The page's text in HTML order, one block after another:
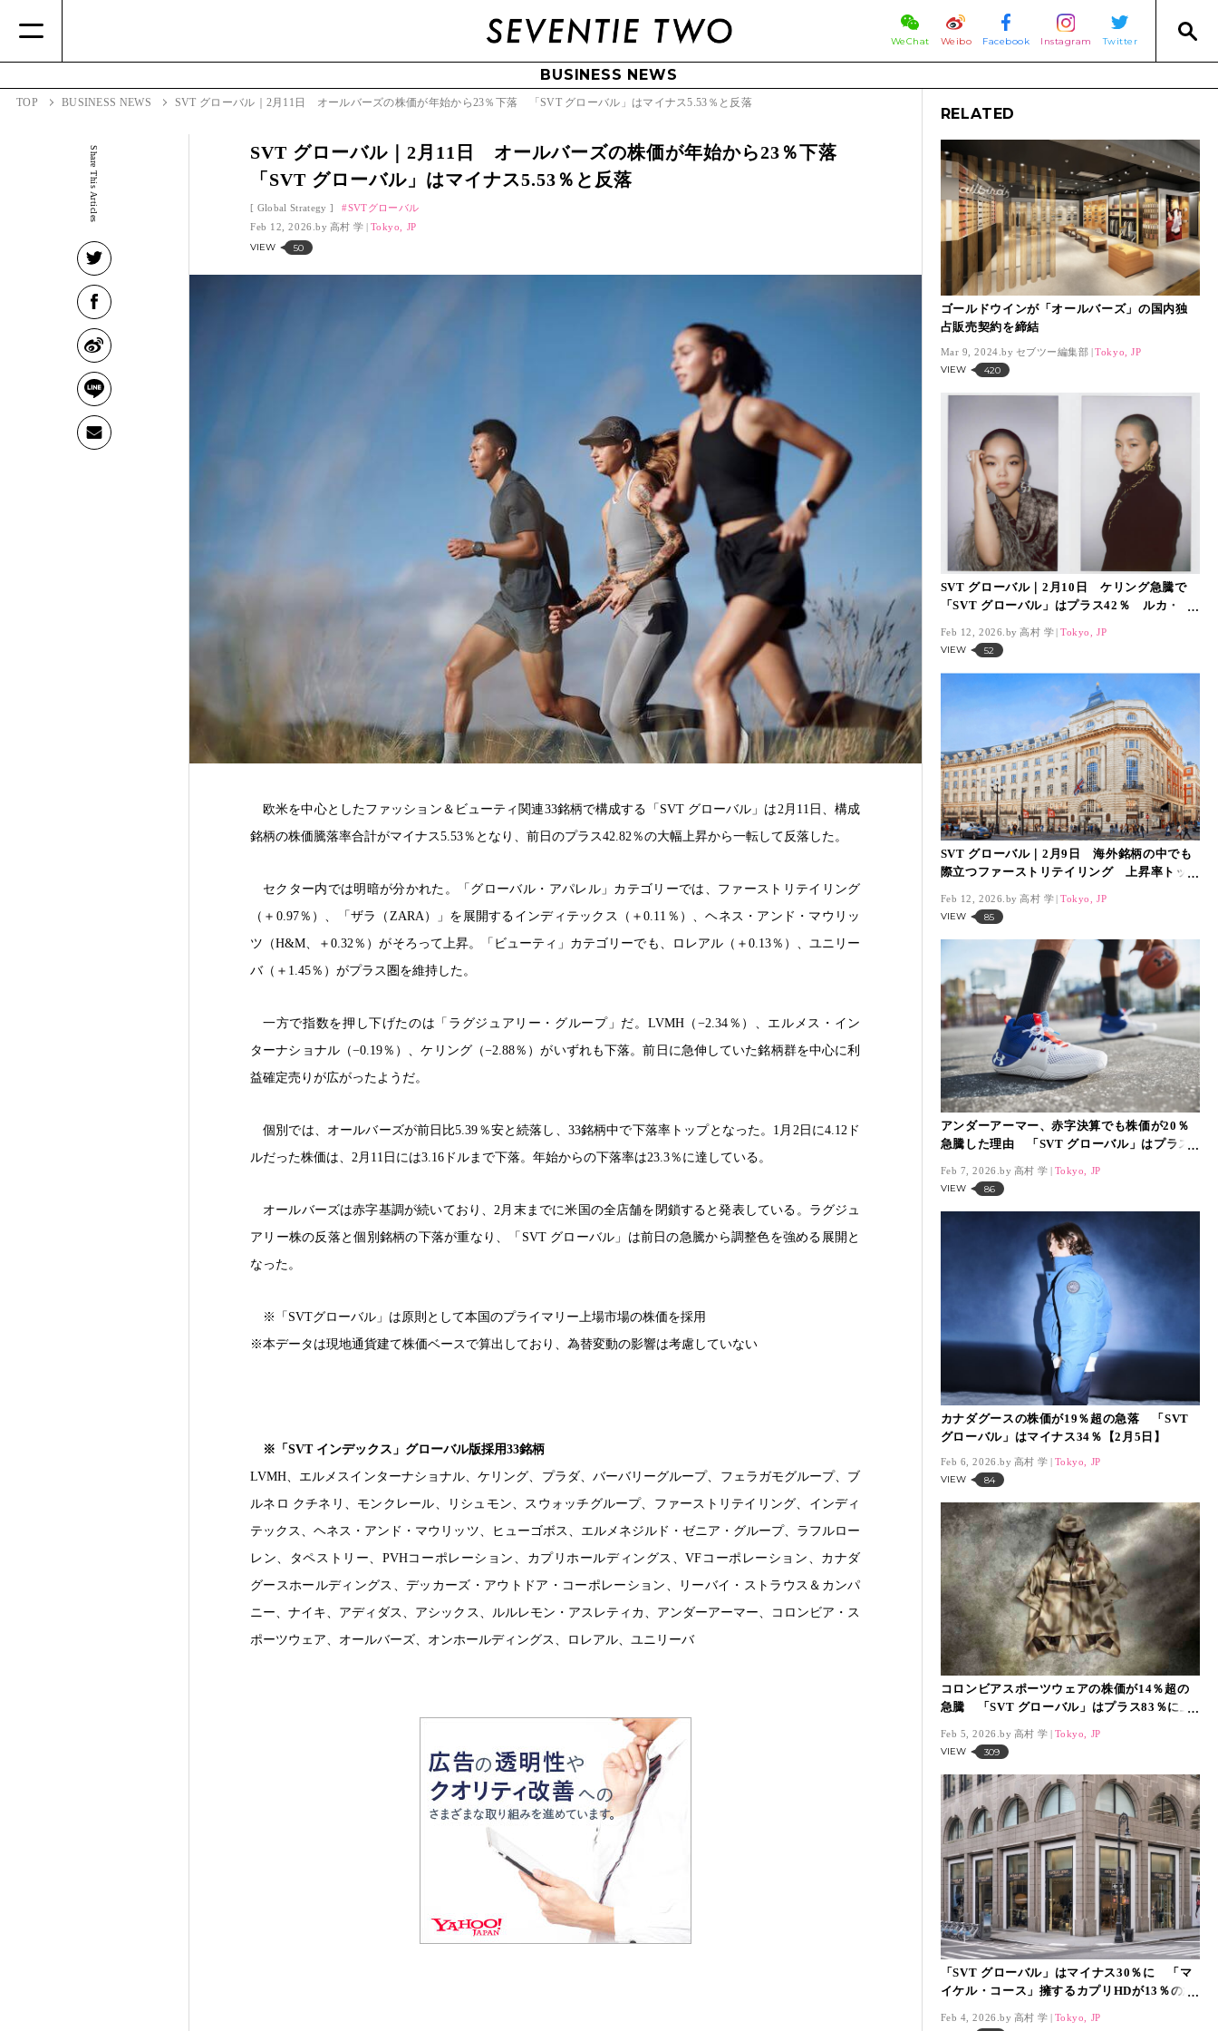
WeChat Weibo Facebook Instagram Twitter
BUSINESS NEWS
TOP BUSINESS NEWS SVT グローバル｜2月11日 オールバーズの株価が年始から23％下落 「SVT グローバル」はマイナス5.53％と反落
Share This Articles
SVT グローバル｜2月11日 オールバーズの株価が年始から23％下落
「SVT グローバル」はマイナス5.53％と反落
Global Strategy
SVTグローバル
Feb 12, 2026.
高村 学 Tokyo, JP
VIEW 50
欧米を中心としたファッション＆ビューティ関連33銘柄で構成する「SVT グローバル」は2月11日、構成
銘柄の株価騰落率合計がマイナス5.53％となり、前日のプラス42.82％の大幅上昇から一転して反落した。
セクター内では明暗が分かれた。「グローバル・アパレル」カテゴリーでは、ファーストリテイリング
（＋0.97％）、「ザラ（ZARA）」を展開するインディテックス（＋0.11％）、ヘネス・アンド・マウリッ
ツ（H&M、＋0.32％）がそろって上昇。「ビューティ」カテゴリーでも、ロレアル（＋0.13％）、ユニリー
バ（＋1.45％）がプラス圏を維持した。
一方で指数を押し下げたのは「ラグジュアリー・グループ」だ。LVMH（−2.34％）、エルメス・イン
ターナショナル（−0.19％）、ケリング（−2.88％）がいずれも下落。前日に急伸していた銘柄群を中心に利
益確定売りが広がったようだ。
個別では、オールバーズが前日比5.39％安と続落し、33銘柄中で下落率トップとなった。1月2日に4.12ド
ルだった株価は、2月11日には3.16ドルまで下落。年始からの下落率は23.3％に達している。
オールバーズは赤字基調が続いており、2月末までに米国の全店舗を閉鎖すると発表している。ラグジュ
アリー株の反落と個別銘柄の下落が重なり、「SVT グローバル」は前日の急騰から調整色を強める展開と
なった。
※「SVTグローバル」は原則として本国のプライマリー上場市場の株価を採用
※本データは現地通貨建て株価ベースで算出しており、為替変動の影響は考慮していない
※「SVT インデックス」グローバル版採用33銘柄
LVMH、エルメスインターナショナル、ケリング、プラダ、バーバリーグループ、フェラガモグループ、ブ
ルネロ クチネリ、モンクレール、リシュモン、スウォッチグループ、ファーストリテイリング、インディ
テックス、ヘネス・アンド・マウリッツ、ヒューゴボス、エルメネジルド・ゼニア・グループ、ラフルロー
レン、タペストリー、PVHコーポレーション、カプリホールディングス、VFコーポレーション、カナダ
グースホールディングス、デッカーズ・アウトドア・コーポレーション、リーバイ・ストラウス＆カンパ
ニー、ナイキ、アディダス、アシックス、ルルレモン・アスレティカ、アンダーアーマー、コロンビア・ス
ポーツウェア、オールバーズ、オンホールディングス、ロレアル、ユニリーバ
RELATED
ゴールドウインが「オールバーズ」の国内独
占販売契約を締結
Mar 9, 2024. セブツー編集部 Tokyo, JP
VIEW 420
SVT グローバル｜2月10日 ケリング急騰で
「SVT グローバル」はプラス42％ ルカ・
Feb 12, 2026. 高村 学 Tokyo, JP
VIEW 52
SVT グローバル｜2月9日 海外銘柄の中でも
際立つファーストリテイリング 上昇率トッ
Feb 12, 2026. 高村 学 Tokyo, JP
VIEW 85
アンダーアーマー、赤字決算でも株価が20％
急騰した理由 「SVT グローバル」はプラス
Feb 7, 2026. 高村 学 Tokyo, JP
VIEW 86
カナダグースの株価が19％超の急落 「SVT
グローバル」はマイナス34％【2月5日】
Feb 6, 2026. 高村 学 Tokyo, JP
VIEW 84
コロンビアスポーツウェアの株価が14％超の
急騰 「SVT グローバル」はプラス83％に上
Feb 5, 2026. 高村 学 Tokyo, JP
VIEW 309
「SVT グローバル」はマイナス30％に 「マ
イケル・コース」擁するカプリHDが13％の急
Feb 4, 2026. 高村 学 Tokyo, JP